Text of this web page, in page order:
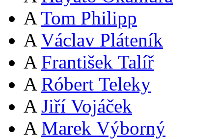
A Tom Philipp
A Václav Pláteník
A František Talíř
A Róbert Teleky
A Jiří Vojáček
A Marek Výborný